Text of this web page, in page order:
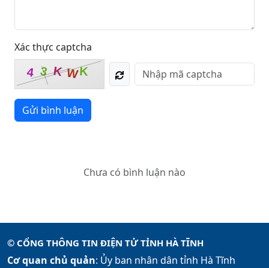
Xác thực captcha
4 3 KWK
Gửi bình luận
Chưa có bình luận nào
© CỔNG THÔNG TIN ĐIỆN TỬ TỈNH HÀ TĨNH
Cơ quan chủ quản: Ủy ban nhân dân tỉnh Hà Tĩnh